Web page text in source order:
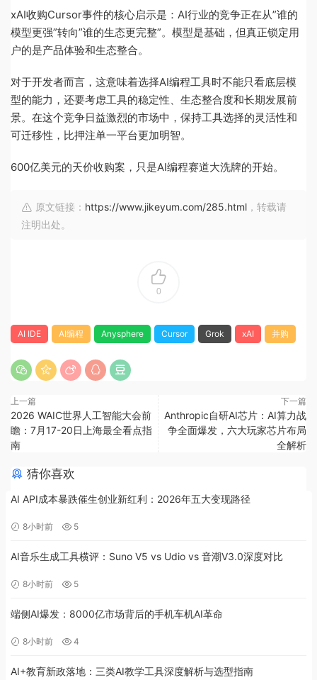
xAI收购Cursor事件的核心启示是：AI行业的竞争正在从”谁的
模型更强”转向”谁的生态更完整”。模型是基础，但真正锁定用
户的是产品体验和生态整合。
对于开发者而言，这意味着选择AI编程工具时不能只看底层模
型的能力，还要考虑工具的稳定性、生态整合度和长期发展前
景。在这个竞争日益激烈的市场中，保持工具选择的灵活性和
可迁移性，比押注单一平台更加明智。
600亿美元的天价收购案，只是AI编程赛道大洗牌的开始。
原文链接： https://www.jikeyum.com/285.html ，转载请
注明出处。
0
AI IDE AI编程 Anysphere Cursor Grok xAI 并购
上一篇
2026 WAIC世界人工智能大会前
瞻：7月17-20日上海最全看点指
南
下一篇
Anthropic自研AI芯片：AI算力战
争全面爆发，六大玩家芯片布局
全解析
猜你喜欢
AI API成本暴跌催生创业新红利：2026年五大变现路径
8小时前 5
AI音乐生成工具横评：Suno V5 vs Udio vs 音潮V3.0深度对比
8小时前 5
端侧AI爆发：8000亿市场背后的手机车机AI革命
8小时前 4
AI+教育新政落地：三类AI教学工具深度解析与选型指南